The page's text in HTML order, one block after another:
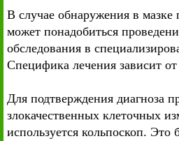
В случае обнаружения в мазке
может понадобиться
обследования в
Специфика лечения зависит
Для подтверждения диагноза
злокачественных клеточных
используется кольпоскоп. Это